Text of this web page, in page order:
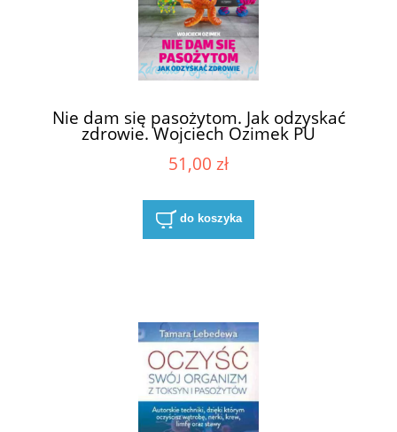
Nie dam się pasożytom. Jak odzyskać
zdrowie. Wojciech Ozimek PU
51,00 zł
do koszyka